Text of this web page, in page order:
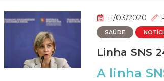
11/03/2020
SAÚDE
Linha SNS
A linha